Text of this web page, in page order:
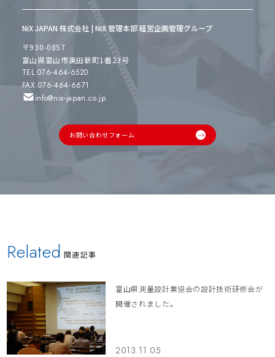
NiX JAPAN 株式会社 | NiX 管理本部 経営企画管理グループ
〒930-0857
富山県富山市奥田新町1番23号
TEL.076-464-6520
FAX.076-464-6671
info@nix-japan.co.jp
お問い合わせフォーム
Related 関連記事
富山県測量設計業協会の設計技術研修会が
開催されました。
2013.11.05